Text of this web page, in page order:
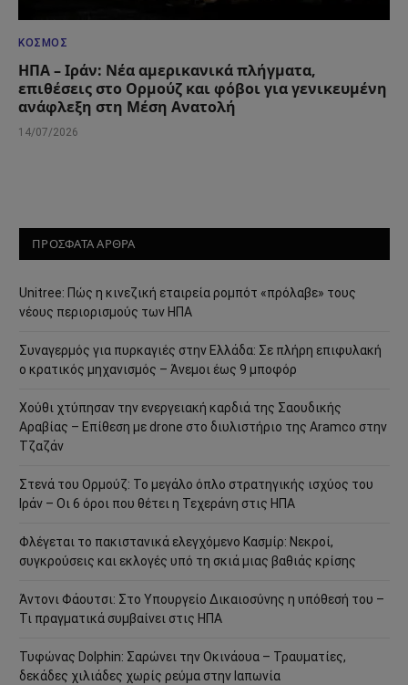
ΚΌΣΜΟΣ
ΗΠΑ – Ιράν: Νέα αμερικανικά πλήγματα,
επιθέσεις στο Ορμούζ και φόβοι για γενικευμένη
ανάφλεξη στη Μέση Ανατολή
14/07/2026
ΠΡΟΣΦΑΤΑ ΑΡΘΡΑ
Unitree: Πώς η κινεζική εταιρεία ρομπότ «πρόλαβε» τους
νέους περιορισμούς των ΗΠΑ
Συναγερμός για πυρκαγιές στην Ελλάδα: Σε πλήρη επιφυλακή
ο κρατικός μηχανισμός – Άνεμοι έως 9 μποφόρ
Χούθι χτύπησαν την ενεργειακή καρδιά της Σαουδικής
Αραβίας – Επίθεση με drone στο διυλιστήριο της Aramco στην
Τζαζάν
Στενά του Ορμούζ: Το μεγάλο όπλο στρατηγικής ισχύος του
Ιράν – Οι 6 όροι που θέτει η Τεχεράνη στις ΗΠΑ
Φλέγεται το πακιστανικά ελεγχόμενο Κασμίρ: Νεκροί,
συγκρούσεις και εκλογές υπό τη σκιά μιας βαθιάς κρίσης
Άντονι Φάουτσι: Στο Υπουργείο Δικαιοσύνης η υπόθεσή του –
Τι πραγματικά συμβαίνει στις ΗΠΑ
Τυφώνας Dolphin: Σαρώνει την Οκινάουα – Τραυματίες,
δεκάδες χιλιάδες χωρίς ρεύμα στην Ιαπωνία